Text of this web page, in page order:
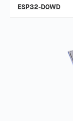
ESP32-D0WD